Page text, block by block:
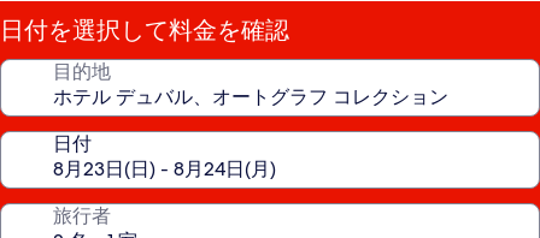
泊
施
設
日付を選択して料金を確認
目的地
日付
旅行者